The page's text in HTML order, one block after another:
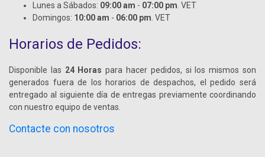
Lunes a Sábados: 09:00 am - 07:00 pm . VET
Domingos: 10:00 am - 06:00 pm . VET
Horarios de Pedidos:
Disponible las 24 Horas para hacer pedidos, si los mismos son
generados fuera de los horarios de despachos, el pedido será
entregado al siguiente día de entregas previamente coordinando
con nuestro equipo de ventas.
Contacte con nosotros